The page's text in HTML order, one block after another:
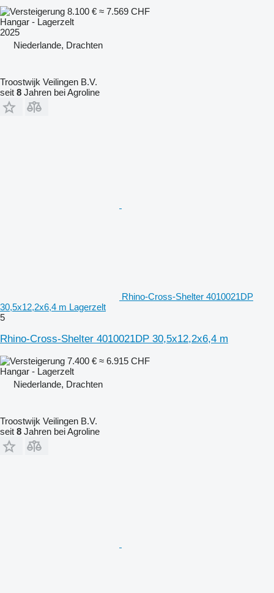
8.100 € ≈ 7.569 CHF
Hangar - Lagerzelt
2025
Niederlande, Drachten
Troostwijk Veilingen B.V.
seit 8 Jahren bei Agroline
Rhino-Cross-Shelter 4010021DP
30,5x12,2x6,4 m Lagerzelt
5
Rhino-Cross-Shelter 4010021DP 30,5x12,2x6,4 m
7.400 € ≈ 6.915 CHF
Hangar - Lagerzelt
Niederlande, Drachten
Troostwijk Veilingen B.V.
seit 8 Jahren bei Agroline